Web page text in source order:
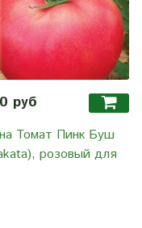
руб
Томат Пинк Буш
розовый для